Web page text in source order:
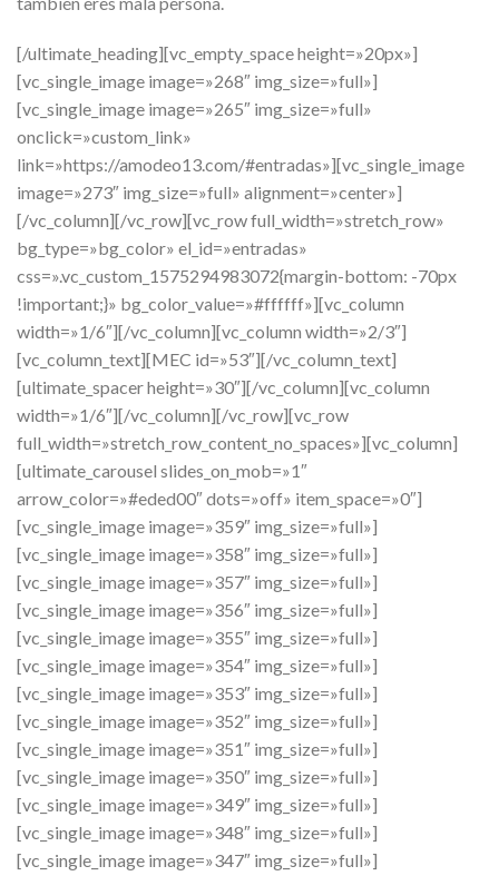
[/ultimate_heading][vc_empty_space height=»20px»]
[vc_single_image image=»268″ img_size=»full»]
[vc_single_image image=»265″ img_size=»full»
onclick=»custom_link»
link=»https://amodeo13.com/#entradas»][vc_single_image
image=»273″ img_size=»full» alignment=»center»]
[/vc_column][/vc_row][vc_row full_width=»stretch_row»
bg_type=»bg_color» el_id=»entradas»
css=».vc_custom_1575294983072{margin-bottom: -70px
!important;}» bg_color_value=»#ffffff»][vc_column
width=»1/6″][/vc_column][vc_column width=»2/3″]
[vc_column_text][MEC id=»53″][/vc_column_text]
[ultimate_spacer height=»30″][/vc_column][vc_column
width=»1/6″][/vc_column][/vc_row][vc_row
full_width=»stretch_row_content_no_spaces»][vc_column]
[ultimate_carousel slides_on_mob=»1″
arrow_color=»#eded00″ dots=»off» item_space=»0″]
[vc_single_image image=»359″ img_size=»full»]
[vc_single_image image=»358″ img_size=»full»]
[vc_single_image image=»357″ img_size=»full»]
[vc_single_image image=»356″ img_size=»full»]
[vc_single_image image=»355″ img_size=»full»]
[vc_single_image image=»354″ img_size=»full»]
[vc_single_image image=»353″ img_size=»full»]
[vc_single_image image=»352″ img_size=»full»]
[vc_single_image image=»351″ img_size=»full»]
[vc_single_image image=»350″ img_size=»full»]
[vc_single_image image=»349″ img_size=»full»]
[vc_single_image image=»348″ img_size=»full»]
[vc_single_image image=»347″ img_size=»full»]